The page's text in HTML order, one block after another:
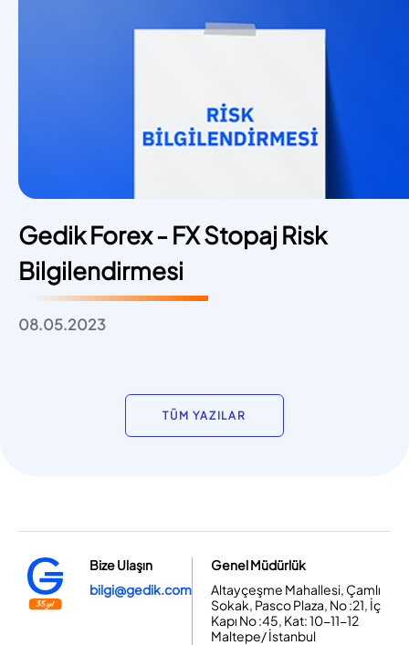
Gedik Forex - FX Stopaj Risk
Bilgilendirmesi
08.05.2023
TÜM YAZILAR
Bize Ulaşın
bilgi@gedik.com
Genel Müdürlük
Altayçeşme Mahallesi, Çamlı
Sokak, Pasco Plaza, No :21, İç
Kapı No :45, Kat: 10-11-12
Maltepe/ İstanbul